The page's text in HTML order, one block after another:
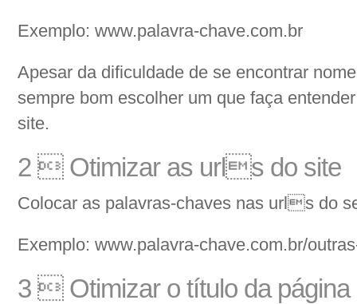
Exemplo: www.palavra-chave.com.br
Apesar da dificuldade de se encontrar
sempre bom escolher um que faça
site.
2  Otimizar as urls do site
Colocar as palavras-chaves nas urls do
Exemplo: www.palavra-chave.com.br/
3  Otimizar o título da página